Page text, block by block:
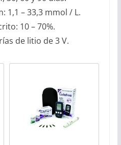
1,1 – 33,3 mmol / L.
10 – 70%.
de litio de 3 V.